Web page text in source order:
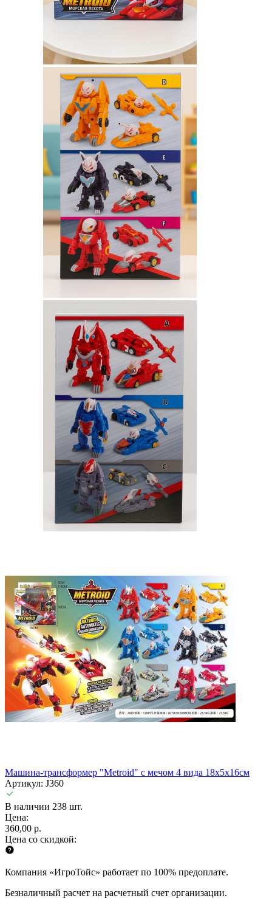
Машина-трансформер "Metroid" с мечом 4 вида 18х5х16см
Артикул: J360
В наличии 238 шт.
Цена:
360,00 р.
Цена со скидкой:
Компания «ИгроТойс» работает по 100% предоплате.
Безналичный расчет на расчетный счет организации.